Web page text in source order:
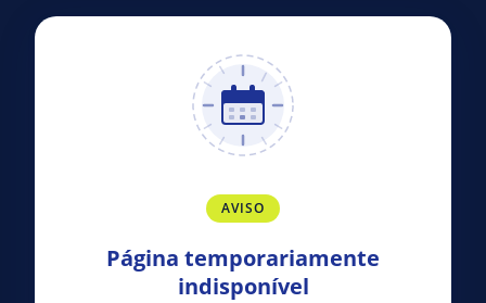
AVISO
Página temporariamente
indisponível